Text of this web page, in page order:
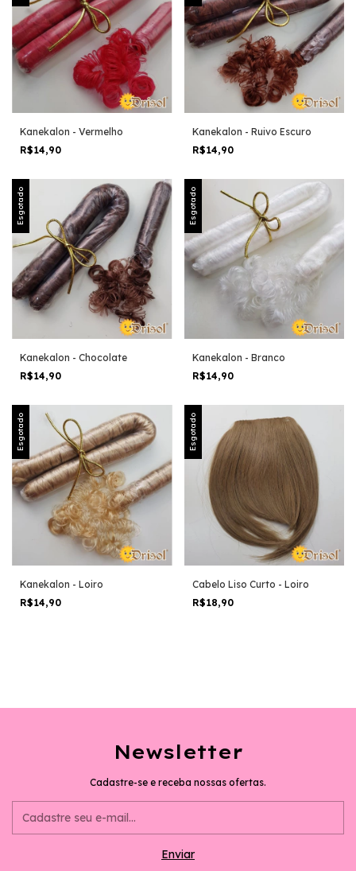
Kanekalon - Vermelho
R$14,90
Kanekalon - Ruivo Escuro
R$14,90
Esgotado
Kanekalon - Chocolate
R$14,90
Esgotado
Kanekalon - Branco
R$14,90
Esgotado
Kanekalon - Loiro
R$14,90
Esgotado
Cabelo Liso Curto - Loiro
R$18,90
Newsletter
Cadastre-se e receba nossas ofertas.